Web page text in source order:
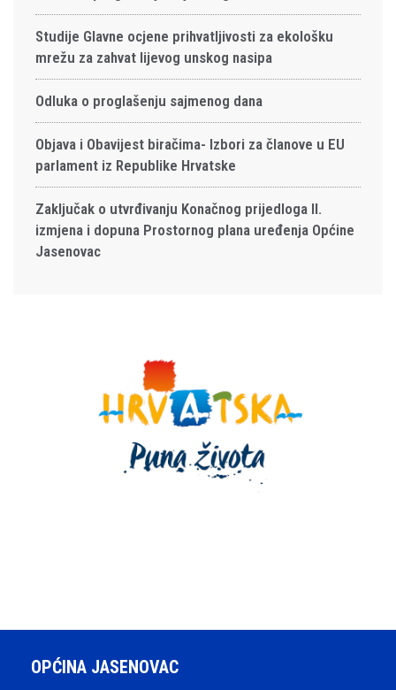
Studije Glavne ocjene prihvatljivosti za ekološku
mrežu za zahvat lijevog unskog nasipa
Odluka o proglašenju sajmenog dana
Objava i Obavijest biračima- Izbori za članove u EU
parlament iz Republike Hrvatske
Zaključak o utvrđivanju Konačnog prijedloga II.
izmjena i dopuna Prostornog plana uređenja Općine
Jasenovac
OPĆINA JASENOVAC